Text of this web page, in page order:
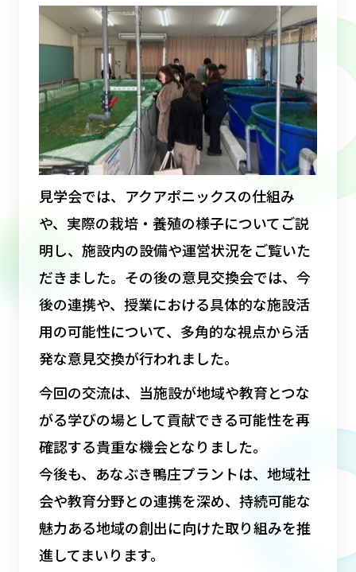
見学会では、アクアポニックスの仕組み
や、実際の栽培・養殖の様子についてご説
明し、施設内の設備や運営状況をご覧いた
だきました。その後の意見交換会では、今
後の連携や、授業における具体的な施設活
用の可能性について、多角的な視点から活
発な意見交換が行われました。
今回の交流は、当施設が地域や教育とつな
がる学びの場として貢献できる可能性を再
確認する貴重な機会となりました。
今後も、あなぶき鴨庄プラントは、地域社
会や教育分野との連携を深め、持続可能な
魅力ある地域の創出に向けた取り組みを推
進してまいります。